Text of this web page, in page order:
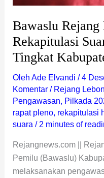
Bawaslu
Rekapitulasi
Tingkat
Oleh Ade Elvandi / 4
Komentar / Rejang
Pengawasan, Pilkada
rapat pleno, rekapitulasi
suara/ 2 minutes of
Rejangnews.com ||
Pemilu (Bawaslu)
melaksanakan